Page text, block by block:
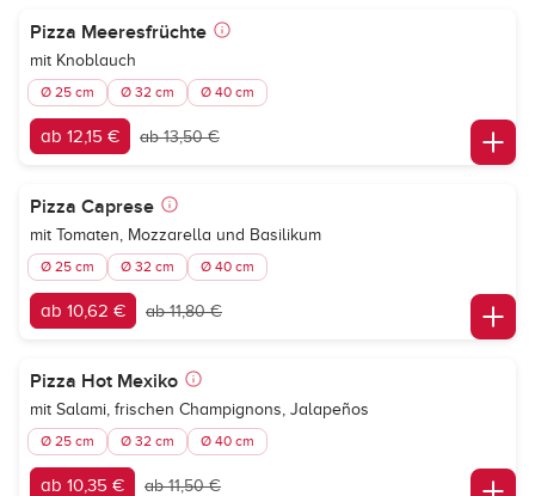
Pizza Meeresfrüchte
mit Knoblauch
Ø 25 cm Ø 32 cm Ø 40 cm
ab 12,15 € ab 13,50 €
Pizza Caprese
mit Tomaten, Mozzarella und Basilikum
Ø 25 cm Ø 32 cm Ø 40 cm
ab 10,62 € ab 11,80 €
Pizza Hot Mexiko
mit Salami, frischen Champignons, Jalapeños
Ø 25 cm Ø 32 cm Ø 40 cm
ab 10,35 € ab 11,50 €